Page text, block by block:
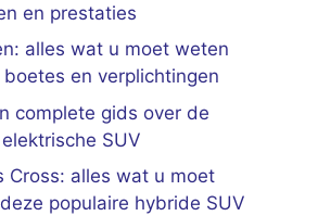
en prestaties
alles wat u moet weten
en verplichtingen
complete gids over de
SUV
Cross: alles wat u moet
populaire hybride SUV